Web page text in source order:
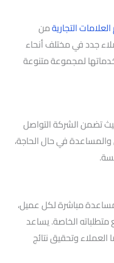
التجاريةمن
جدد في مختلف أنحاء
لمجموعة متنوعة
تضمن الشركة التواصل
في حال الحاجة،
مباشرة لكل عميل،
الخاصة. يساعد
وتحقيق نتائج